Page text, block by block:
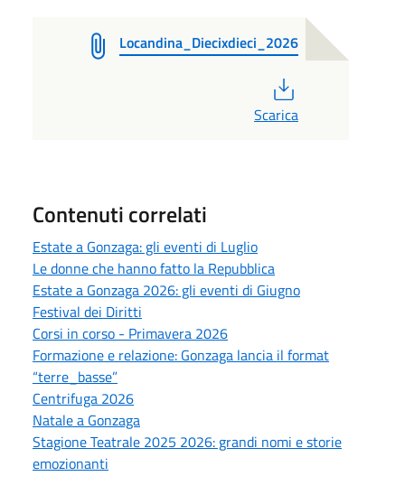
Locandina_Diecixdieci_2026
Scarica
Contenuti correlati
Estate a Gonzaga: gli eventi di Luglio
Le donne che hanno fatto la Repubblica
Estate a Gonzaga 2026: gli eventi di Giugno
Festival dei Diritti
Corsi in corso - Primavera 2026
Formazione e relazione: Gonzaga lancia il format
“terre_basse”
Centrifuga 2026
Natale a Gonzaga
Stagione Teatrale 2025 2026: grandi nomi e storie
emozionanti